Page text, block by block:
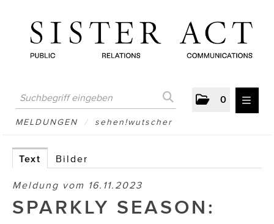
0
MELDUNGEN
AUSTRIAN PRESS DAY
ATELIER FĒ.
MELDUNGEN / sehen!wutscher
Text Bilder
Meldung vom 16.11.2023
SPARKLY SEASON: